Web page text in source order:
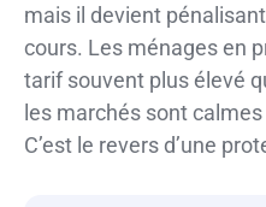
mais il devient
cours. Les ménages en
tarif souvent plus élevé
les marchés sont
C’est le revers d’une